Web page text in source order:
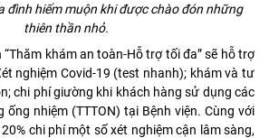
đình hiếm muộn khi được chào đón những
thiên thần nhỏ.
khám an toàn-Hỗ trợ tối đa” sẽ hỗ trợ
nghiệm Covid-19 (test nhanh); khám và tư
chi phí giường khi khách hàng sử dụng các
nhiệm (TTTON) tại Bệnh viện. Cùng với
chi phí một số xét nghiệm cận lâm sàng,